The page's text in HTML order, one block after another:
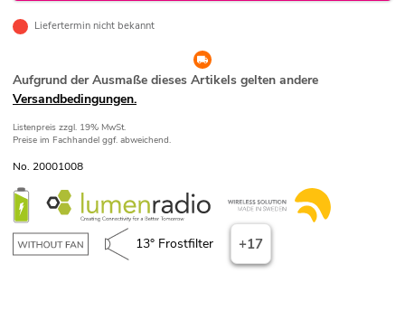
Liefertermin nicht bekannt
Aufgrund der Ausmaße dieses Artikels gelten andere
Versandbedingungen.
Listenpreis zzgl. 19% MwSt.
Preise im Fachhandel ggf. abweichend.
No. 20001008
13° Frostfilter +17